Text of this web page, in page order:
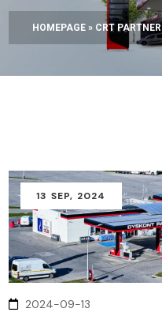
HOMEPAGE » CRT PARTNER
13 SEP, 2024
2024-09-13